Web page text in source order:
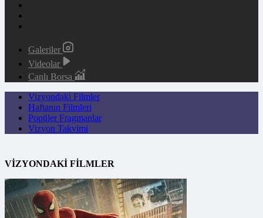
Galeriler
Videolar
Canlı Borsa
Vizyondaki Filmler
Haftanın Filmleri
Popüler Fragmanlar
Vizyon Takvimi
VİZYONDAKİ FİLMLER